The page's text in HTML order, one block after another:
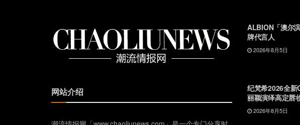
网站介绍
ALBION「澳尔
牌代言人
2026年8月5日
纪梵希2026全新
丽颖演绎高定唇
2026年8月5日